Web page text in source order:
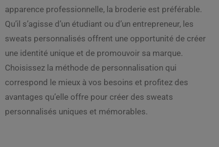
apparence professionnelle, la broderie est préférable.
Qu’il s’agisse d’un étudiant ou d’un entrepreneur, les
sweats personnalisés offrent une opportunité de créer
une identité unique et de promouvoir sa marque.
Choisissez la méthode de personnalisation qui
correspond le mieux à vos besoins et profitez des
avantages qu’elle offre pour créer des sweats
personnalisés uniques et mémorables.